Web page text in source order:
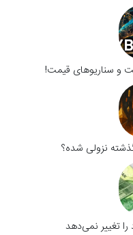
نزولی شده؟